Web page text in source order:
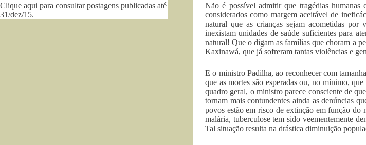
Não é possível admitir que tragédias humanas
considerados como margem aceitável de
natural que as crianças sejam acometidas
inexistam unidades de saúde suficientes para
natural! Que o digam as famílias que choram a
Kaxinawá, que já sofreram tantas violências e
E o ministro Padilha, ao reconhecer com
que as mortes são esperadas ou, no mínimo,
quadro geral, o ministro parece consciente de
tornam mais contundentes ainda as denúncias
povos estão em risco de extinção em função do
malária, tuberculose tem sido veementemente
Tal situação resulta na drástica diminuição
Clique aqui para consultar postagens publicadas até
31/dez/15.